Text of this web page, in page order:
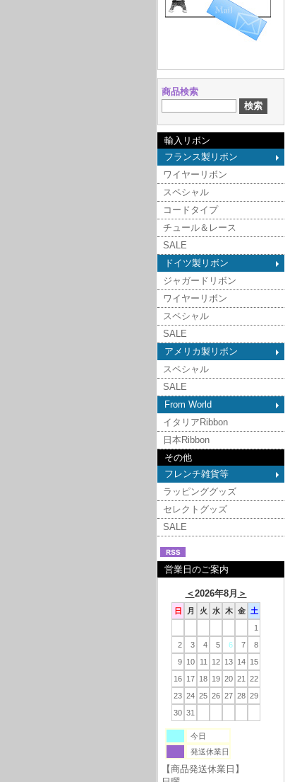
商品検索
輸入リボン
フランス製リボン
ワイヤーリボン
スペシャル
コードタイプ
チュール＆レース
SALE
ドイツ製リボン
ジャガードリボン
ワイヤーリボン
スペシャル
SALE
アメリカ製リボン
スペシャル
SALE
From World
イタリアRibbon
日本Ribbon
その他
フレンチ雑貨等
ラッピンググッズ
セレクトグッズ
SALE
営業日のご案内
＜2026年8月 ＞
日 月 火 水 木 金
土
1
2
3 4 5 6 7
8
9 10 11 12 13 14 15
16 17 18 19 20 21
22
23 24 25 26 27 28 29
30 31
今日
発送休業日
【商品発送休業日】